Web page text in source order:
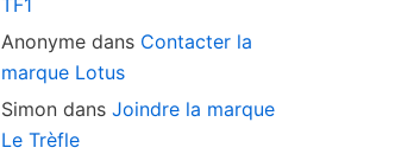
TF1
Anonyme dans Contacter la
marque Lotus
Simon dans Joindre la marque
Le Trèfle